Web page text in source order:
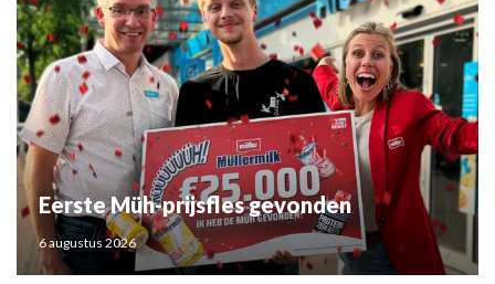
Eerste Müh-prijsfles gevonden
6 augustus 2026